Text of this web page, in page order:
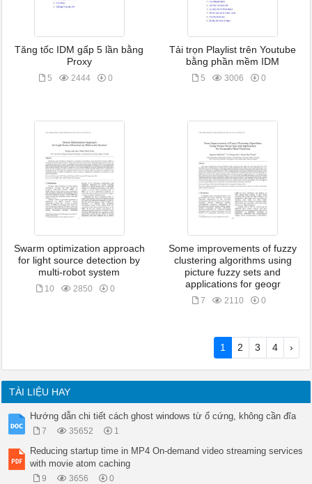
Tăng tốc IDM gấp 5 lần bằng
Proxy
5 2444 0
Tải trọn Playlist trên Youtube
bằng phần mềm IDM
5 3006 0
Swarm optimization approach
for light source detection by
multi-robot system
10 2850 0
Some improvements of fuzzy
clustering algorithms using
picture fuzzy sets and
applications for geogr
7 2110 0
1 2 3 4 ›
TÀI LIỆU HAY
Hướng dẫn chi tiết cách ghost windows từ ổ cứng, không cần đĩa
7 35652 1
Reducing startup time in MP4 On-demand video streaming services
with movie atom caching
9 3656 0